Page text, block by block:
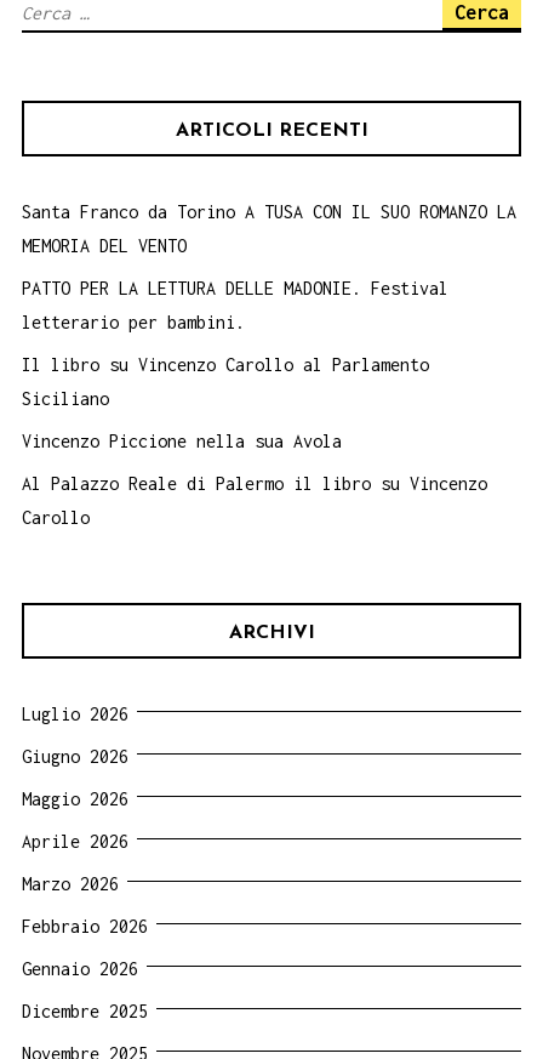
Palermo
Filippina
giugno
Ricerca
ARTICOLI RECENTI
Santa Franco da Torino A TUSA CON IL SUO ROMANZO LA
MEMORIA DEL VENTO
PATTO PER LA LETTURA DELLE MADONIE. Festival
letterario per bambini.
Il libro su Vincenzo Carollo al Parlamento
Siciliano
Vincenzo Piccione nella sua Avola
Al Palazzo Reale di Palermo il libro su Vincenzo
Carollo
ARCHIVI
Luglio 2026
Giugno 2026
Maggio 2026
Aprile 2026
Marzo 2026
Febbraio 2026
Gennaio 2026
Dicembre 2025
Novembre 2025